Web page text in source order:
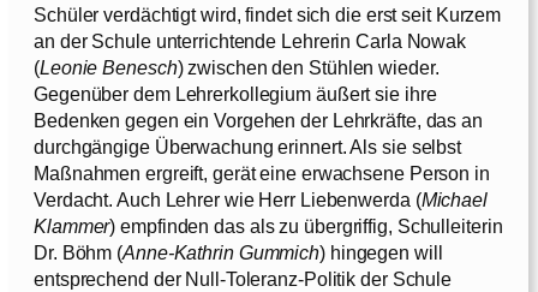
Schüler verdächtigt wird, findet sich die erst seit Kurzem
an der Schule unterrichtende Lehrerin Carla Nowak
(Leonie Benesch) zwischen den Stühlen wieder.
Gegenüber dem Lehrerkollegium äußert sie ihre
Bedenken gegen ein Vorgehen der Lehrkräfte, das an
durchgängige Überwachung erinnert. Als sie selbst
Maßnahmen ergreift, gerät eine erwachsene Person in
Verdacht. Auch Lehrer wie Herr Liebenwerda (Michael
Klammer) empfinden das als zu übergriffig, Schulleiterin
Dr. Böhm (Anne-Kathrin Gummich) hingegen will
entsprechend der Null-Toleranz-Politik der Schule